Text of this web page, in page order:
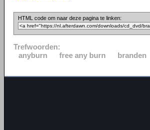
HTML code om naar deze pagina te linken:
Trefwoorden:
anyburn
free any burn branden